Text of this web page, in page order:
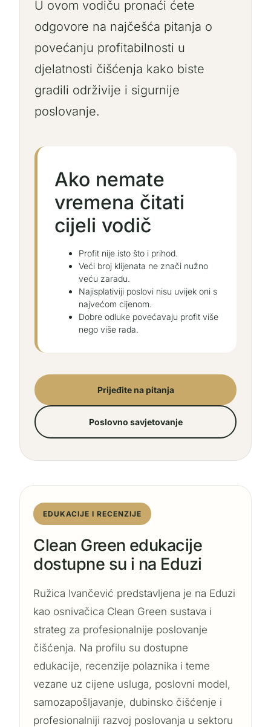
U ovom vodiču pronaći ćete
odgovore na najčešća pitanja o
povećanju profitabilnosti u
djelatnosti čišćenja kako biste
gradili održivije i sigurnije
poslovanje.
Ako nemate
vremena čitati
cijeli vodič
Profit nije isto što i prihod.
Veći broj klijenata ne znači nužno
veću zaradu.
Najisplativiji poslovi nisu uvijek oni s
najvećom cijenom.
Dobre odluke povećavaju profit više
nego više rada.
Prijeđite na pitanja
Poslovno savjetovanje
EDUKACIJE I RECENZIJE
Clean Green edukacije
dostupne su i na Eduzi
Ružica Ivančević predstavljena je na Eduzi
kao osnivačica Clean Green sustava i
strateg za profesionalnije poslovanje
čišćenja. Na profilu su dostupne
edukacije, recenzije polaznika i teme
vezane uz cijene usluga, poslovni model,
samozapošljavanje, dubinsko čišćenje i
profesionalniji razvoj poslovanja u sektoru